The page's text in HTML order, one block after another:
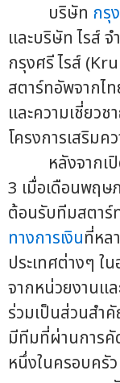
บริษัท กรุ
และบริษัท ไรส์ จ
กรุงศรี ไรส์
สตาร์ทอัพจากไ
และความเชี่ยว
โครงการเสริมค
หลังจากเปิด
3 เมื่อเดือนพฤษ
ต้อนรับทีมสตาร์
ทางการเงินที่หล
ประเทศต่างๆ ใ
จากหน่วยงานแ
ร่วมเป็นส่วนสำ
มีทีมที่ผ่านการคั
หนึ่งในครอบครั